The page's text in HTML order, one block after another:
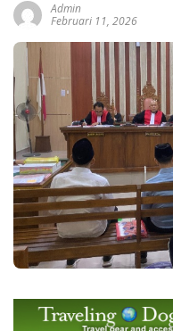
Admin
Februari 11, 2026